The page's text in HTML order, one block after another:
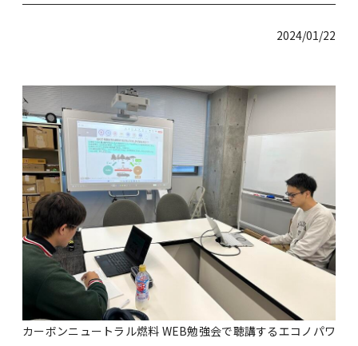
2024/01/22
カーボンニュートラル燃料 WEB勉強会で聴講するエコノパワ